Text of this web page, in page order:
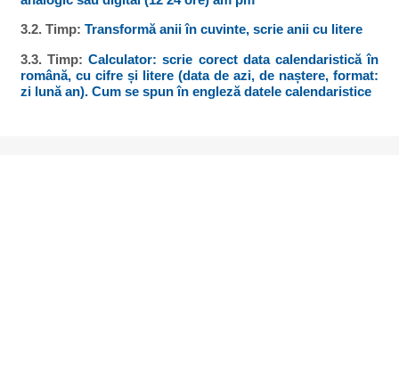
3.2. Timp:Transformă anii în cuvinte, scrie anii cu litere
3.3. Timp:Calculator: scrie corect data calendaristică în
română, cu cifre și litere (data de azi, de naștere, format:
zi lună an). Cum se spun în engleză datele calendaristice